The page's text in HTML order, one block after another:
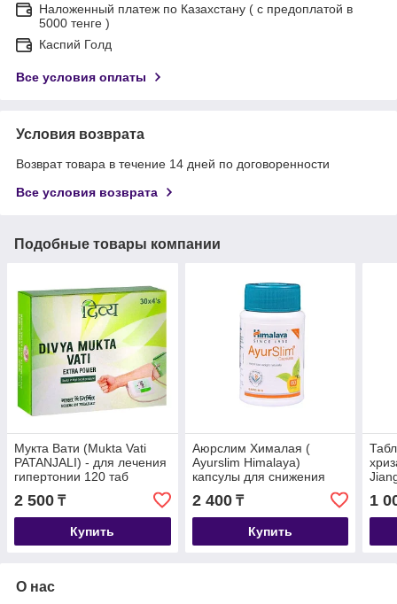
Наложенный платеж по Казахстану ( с предоплатой в
5000 тенге )
Каспий Голд
Все условия оплаты
Условия возврата
Возврат товара в течение 14 дней по договоренности
Все условия возврата
Подобные товары компании
Мукта Вати (Mukta Vati
PATANJALI) - для лечения
гипертонии 120 таб
2 500 ₸
Купить
Аюрслим Хималая (
Ayurslim Himalaya)
капсулы для снижения
веса 60 капсул
2 400₸
Купить
1
О нас